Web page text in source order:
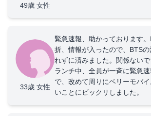
49歳 女性
33歳 女性
緊急速報、助かっております
折、情報が入ったので、BTSの
れずに済みました。関係ない
ランチ中、全員が一斉に緊急
で、改めて周りにベリーモバ
いことにビックリしました。